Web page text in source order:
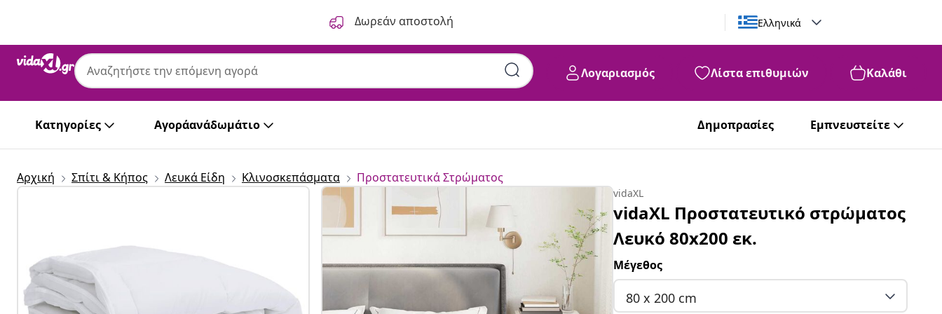
Δωρεάν αποστολή Ελληνικά
Λογαριασμός Λίστα επιθυμιών Καλάθι
Κατηγορίες Αγοράανάδωμάτιο Δημοπρασίες Εμπνευστείτε
Αρχική Σπίτι & Κήπος Λευκά Είδη Κλινοσκεπάσματα Προστατευτικά Στρώματος
vidaXL
vidaXL Προστατευτικό στρώματος
Λευκό 80x200 εκ.
Μέγεθος
80 x 200 cm